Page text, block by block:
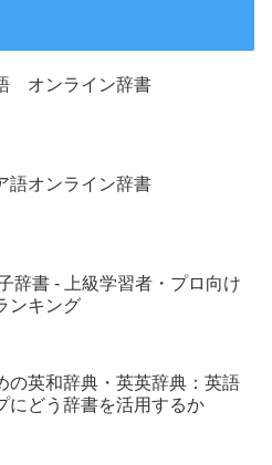
オンライン辞書
語オンライン辞書
辞書 - 上級学習者・プロ向け
ンキング
の英和辞典・英英辞典：英語
にどう辞書を活用するか